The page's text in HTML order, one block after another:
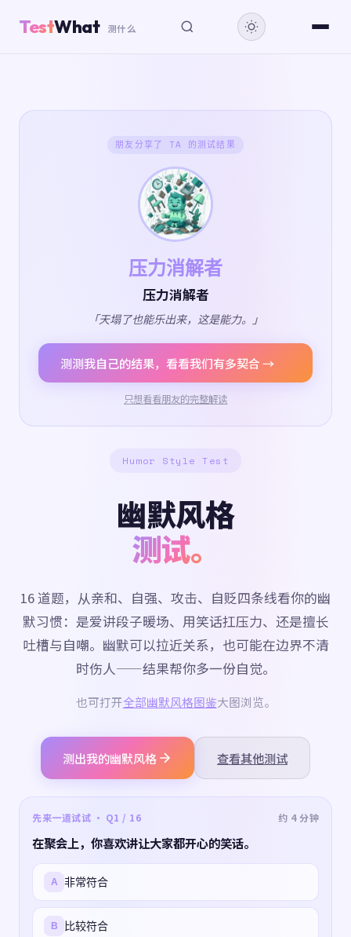
TestWhat 测什么
朋友分享了 TA 的测试结果
压力消解者
压力消解者
「天塌了也能乐出来，这是能力。」
测测我自己的结果，看看我们有多契合 →
只想看看朋友的完整解读
Humor Style Test
幽默风格
测试。
16 道题，从亲和、自强、攻击、自贬四条线看你的幽
默习惯：是爱讲段子暖场、用笑话扛压力、还是擅长
吐槽与自嘲。幽默可以拉近关系，也可能在边界不清
时伤人——结果帮你多一份自觉。
也可打开全部幽默风格图鉴大图浏览。
测出我的幽默风格 查看其他测试
先来一道试试 · Q1 / 16 约 4 分钟
在聚会上，你喜欢讲让大家都开心的笑话。
A 非常符合
B 比较符合